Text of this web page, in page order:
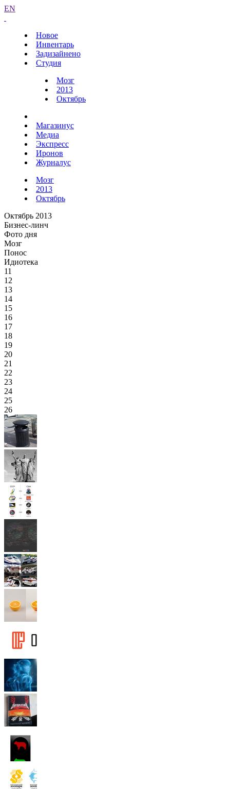
EN
Новое
Инвентарь
Задизайнено
Студия
Мозг
2013
Октябрь
Магазинус
Медиа
Экспресс
Иронов
Журналус
Мозг
2013
Октябрь
Октябрь 2013
Бизнес-линч
Фото дня
Мозг
Понос
Идиотека
11
12
13
14
15
16
17
18
19
20
21
22
23
24
25
26